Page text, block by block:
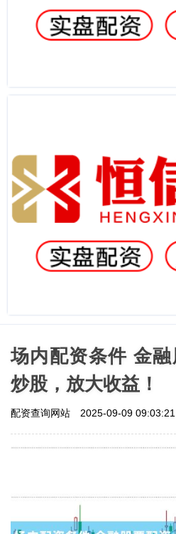
场内配资条件 金
炒股，放大收益！
配资查询网站 2025-09-09 09:03:21